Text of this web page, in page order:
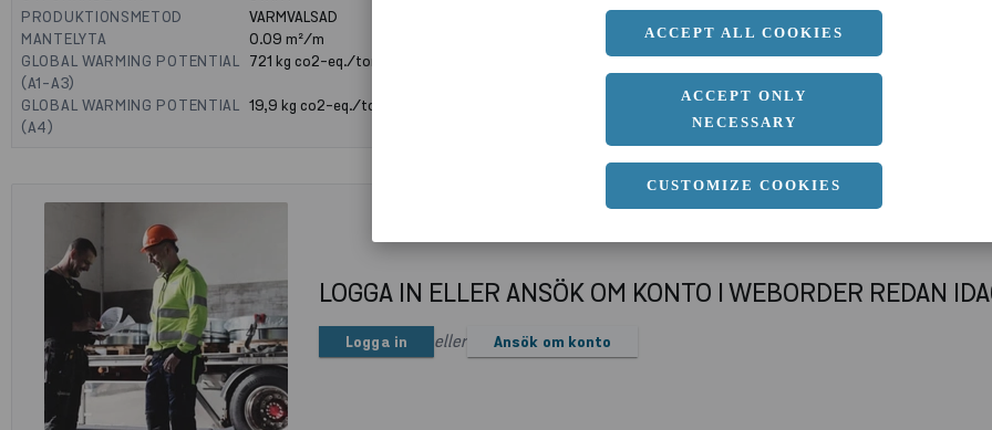
ACCEPT ALL COOKIES
ACCEPT ONLY
NECESSARY
CUSTOMIZE COOKIES
PRODUKTIONSMETOD
VARMVALSAD
MANTELYTA
0.09m²/m
GLOBAL WARMING POTENTIAL
(A1-A3)
721kg co2-eq./ton
GLOBAL WARMING POTENTIAL
(A4)
19,9kg co2-eq./ton
6000 MM
LOGGA IN ELLER ANSÖK OM KONTO I WEBORDER REDAN
Logga in eller Ansök om konto